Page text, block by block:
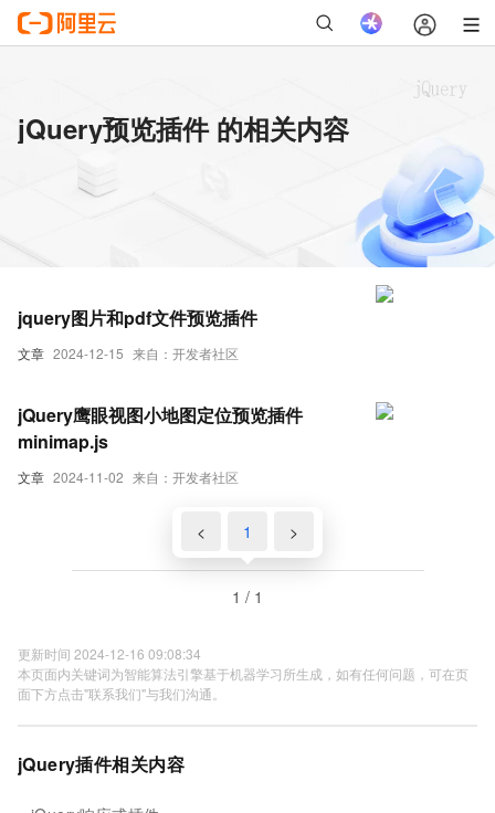
jQuery预览插件 的相关内容
文章 2024-12-15 来自：开发者社区
jquery图片和pdf文件预览插件
文章 2024-11-02 来自：开发者社区
jQuery鹰眼视图小地图定位预览插件
minimap.js
< 1 >
1 / 1
更新时间 2024-12-16 09:08:34
本页面内关键词为智能算法引擎基于机器学习所生成，如有任何问题，可在页
面下方点击"联系我们"与我们沟通。
jQuery插件相关内容